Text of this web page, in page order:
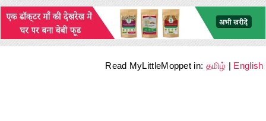
Read MyLittleMoppet in: தமிழ் | English